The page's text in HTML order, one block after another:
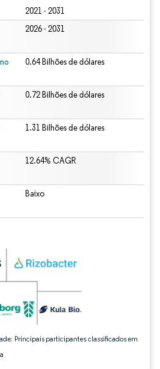
2021 - 2031
2026 - 2031
0.64 Bilhões de dólares
0.72 Bilhões de dólares
1.31 Bilhões de dólares
12.64% CAGR
Baixo
Principais participantes classificados em
O reuso requer atribuição conforme CC BY 4.0.